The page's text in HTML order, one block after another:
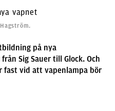
på nya
Sig Sauer till Glock. Och
vid att vapenlampa bör